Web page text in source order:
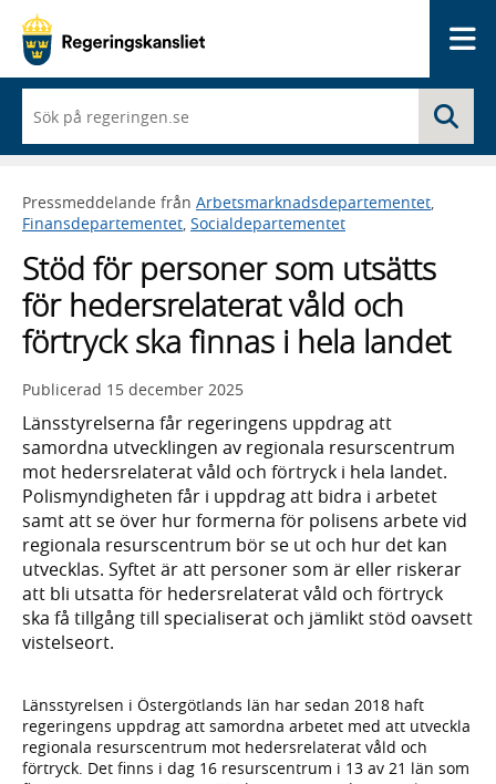
du
börjar
skriva
framträder
en
med
sökförslag
Pressmeddelande från Arbetsmarknadsdepartementet,
Finansdepartementet, Socialdepartementet
Stöd för personer som utsätts
för hedersrelaterat våld och
förtryck ska finnas i hela landet
Publicerad 15 december 2025
Länsstyrelserna får regeringens uppdrag att
samordna utvecklingen av regionala resurscentrum
mot hedersrelaterat våld och förtryck i hela landet.
Polismyndigheten får i uppdrag att bidra i arbetet
samt att se över hur formerna för polisens arbete vid
regionala resurscentrum bör se ut och hur det kan
utvecklas. Syftet är att personer som är eller riskerar
att bli utsatta för hedersrelaterat våld och förtryck
ska få tillgång till specialiserat och jämlikt stöd oavsett
vistelseort.
Länsstyrelsen i Östergötlands län har sedan 2018 haft
regeringens uppdrag att samordna arbetet med att utveckla
regionala resurscentrum mot hedersrelaterat våld och
förtryck. Det finns i dag 16 resurscentrum i 13 av 21 län som